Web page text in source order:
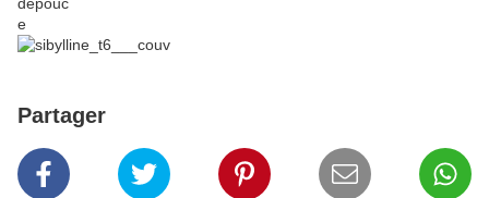
Partager